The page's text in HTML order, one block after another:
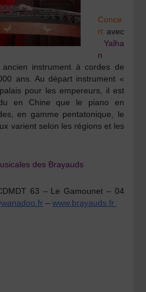
Conce
rt avec
Yalha
n
instrument à cordes de
ans. Au départ instrument «
pour les empereurs, il est
en Chine que le piano en
en gamme pentatonique, le
varient selon les régions et les
des Brayauds
63 – Le Gamounet – 04
–www.brayauds.fr